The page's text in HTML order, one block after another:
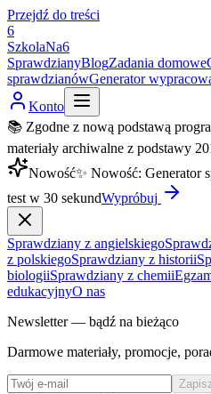
Przejdź do treści
6
SzkolaNa6
SprawdzianyBlogZadania domowe
sprawdzianówGenerator
Konto
📚 Zgodne z nową podstawą
materiały archiwalne z podstawy
Nowość✨ Nowość: Generator
test w 30 sekundWypróbuj
Sprawdziany z angielskiego
z polskiegoSprawdziany z historii
biologiiSprawdziany z chemii
edukacyjnyO nas
Newsletter — bądź na bieżąco
Darmowe materiały, promocje,